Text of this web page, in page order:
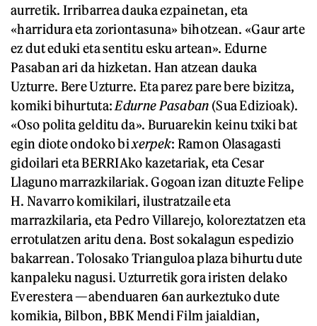
aurretik. Irribarrea dauka ezpainetan, eta
«harridura eta zoriontasuna» bihotzean. «Gaur arte
ez dut eduki eta sentitu esku artean». Edurne
Pasaban ari da hizketan. Han atzean dauka
Uzturre. Bere Uzturre. Eta parez pare bere bizitza,
komiki bihurtuta: Edurne Pasaban (Sua Edizioak).
«Oso polita gelditu da». Buruarekin keinu txiki bat
egin diote ondoko bixerpek: Ramon Olasagasti
gidoilari eta BERRIAko kazetariak, eta Cesar
Llaguno marrazkilariak. Gogoan izan dituzte Felipe
H. Navarro komikilari, ilustratzaile eta
marrazkilaria, eta Pedro Villarejo, koloreztatzen eta
errotulatzen aritu dena. Bost sokalagun espedizio
bakarrean. Tolosako Trianguloa plaza bihurtu dute
kanpaleku nagusi. Uzturretik gora iristen delako
Everestera —abenduaren 6an aurkeztuko dute
komikia, Bilbon, BBK Mendi Film jaialdian,